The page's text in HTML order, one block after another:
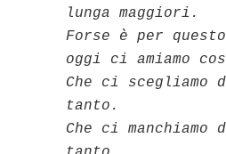
lunga maggiori.
Forse è per
oggi ci amiamo
Che ci scegliamo
tanto.
Che ci manchiamo